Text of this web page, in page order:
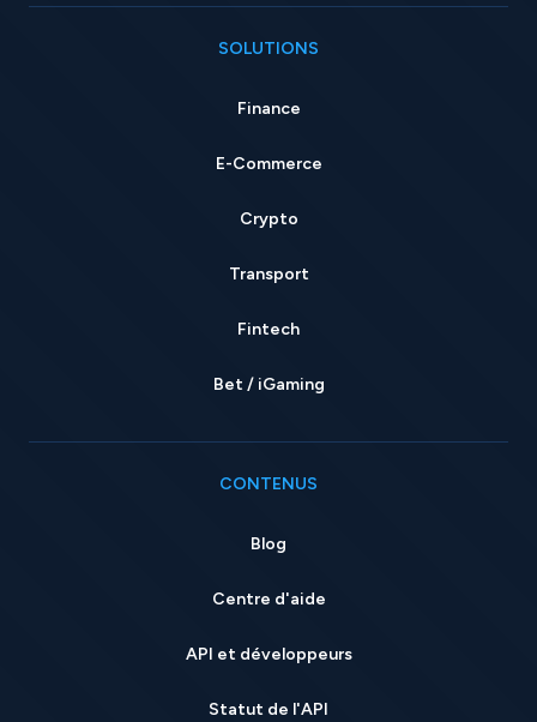
SOLUTIONS
Finance
E-Commerce
Crypto
Transport
Fintech
Bet / iGaming
CONTENUS
Blog
Centre d'aide
API et développeurs
Statut de l'API